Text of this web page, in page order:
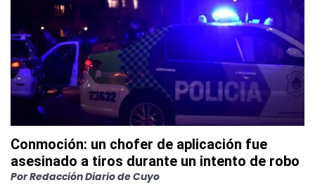
Conmoción: un chofer de aplicación fue
asesinado a tiros durante un intento de robo
PorRedacción Diario de Cuyo